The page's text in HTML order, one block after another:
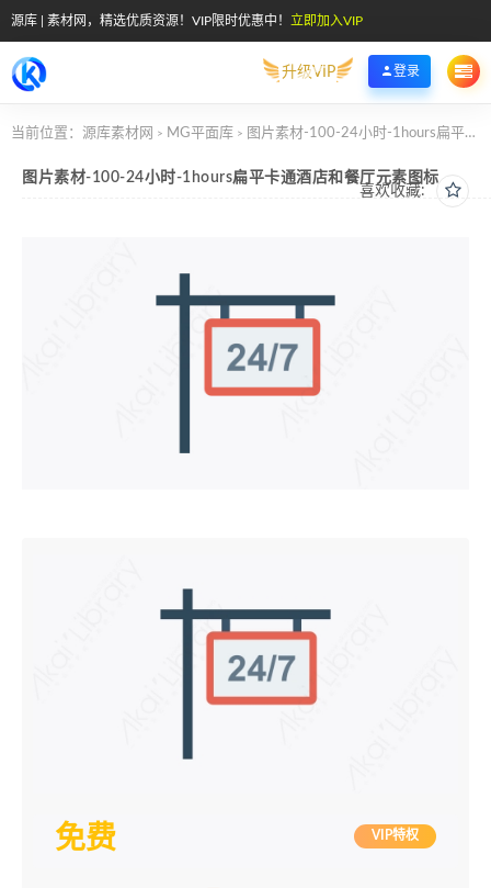
源库 | 素材网，精选优质资源！VIP限时优惠中！ 立即加入VIP
升级VIP 登录
当前位置： 源库素材网 > MG平面库 > 图片素材-100-24小时-1hours扁平卡通酒店和餐厅元素图标
喜欢收藏:
图片素材-100-24小时-1hours扁平卡通酒店和餐厅元素图标
免费 VIP特权